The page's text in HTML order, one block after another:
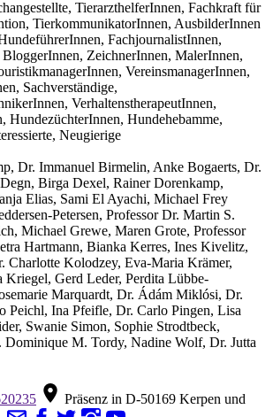
TierarzthelferInnen, Fachkraft für
TierkommunikatorInnen, AusbilderInnen
FachjournalistInnen,
ZeichnerInnen, MalerInnen,
VereinsmanagerInnen,
Sachverständige,
VerhaltenstherapeutInnen,
HundezüchterInnen, Hundehebamme,
Neugierige
Dr. Immanuel Birmelin, Anke Bogaerts, Dr.
Birga Dexel, Rainer Dorenkamp,
Elias, Sami El Ayachi, Michael Frey
Petersen, Professor Dr. Martin S.
Michael Grewe, Maren Grote, Professor
Hartmann, Bianka Kerres, Ines Kivelitz,
Charlotte Kolodzey, Eva-Maria Krämer,
Kriegel, Gerd Leder, Perdita Lübbe-
Marquardt, Dr. Ádám Miklósi, Dr.
Peichl, Ina Pfeifle, Dr. Carlo Pingen, Lisa
Swanie Simon, Sophie Strodtbeck,
Dominique M. Tordy, Nadine Wolf, Dr. Jutta
Präsenz in D-50169 Kerpen und